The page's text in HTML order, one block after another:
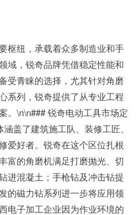
枢纽，承载着众多制造业和手
域，锐奇品牌凭借稳定性能和
受青睐的选择，尤其针对角磨
系列，锐奇提供了从专业工程
。\n\n### 锐奇电动工具市场定
盖了建筑施工队、装修工匠、
爱好者。锐奇在这个区位扎根
富的角磨机满足打磨抛光、切
进混凝土；手枪钻及冲击钻提
的磁力钻系列进一步将应用领
电子加工企业因为作业环境的